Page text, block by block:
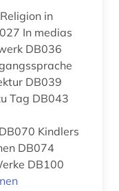
In medias
DB036
DB039
Tag DB043
Kindlers
DB074
DB100